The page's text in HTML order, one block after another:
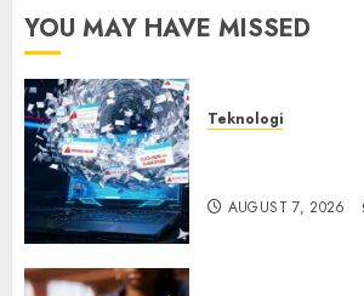
0
YOU MAY HAVE MISSED
Teknologi
AUGUST 7, 2026